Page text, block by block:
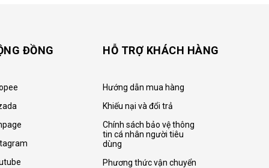
ĐỒNG HỖ TRỢ KHÁCH HÀNG
Hướng dẫn mua hàng
Khiếu nại và đổi trả
Chính sách bảo vệ thông
tin cá nhân người tiêu
dùng
Phương thức vận chuyển